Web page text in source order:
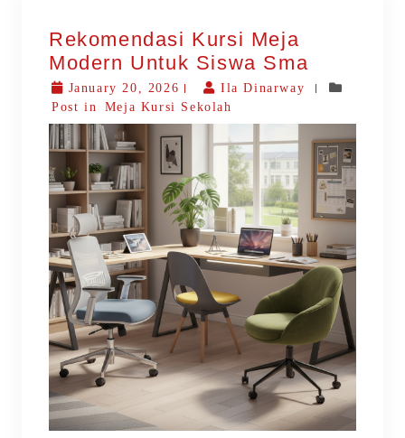
Rekomendasi Kursi Meja
Modern Untuk Siswa Sma
January 20, 2026
Ila Dinarway
Post in
Meja Kursi Sekolah